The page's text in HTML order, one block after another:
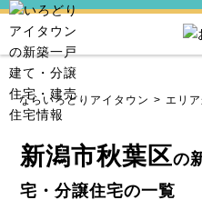
宅ならいろどりアイタウン エリ
新潟市秋葉区の
宅・分譲住宅の一覧